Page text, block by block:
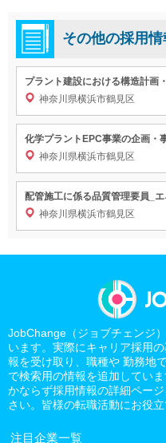
その他の採用情
プラント建設における構造計画
神奈川県横浜市鶴見区
化学プラントEPC事業の企画・
神奈川県横浜市鶴見区
配管施工に係る品質管理要員_
神奈川県横浜市鶴見区
JobChange（ジョブチェンジ
います。実際にキャリア採用
報を受け取り、職種や 勤務地
で検索用の情報を追加していま
かならず採用情報の詳細ペー
さい。皆様の転職活動にお役立
注目企業一覧